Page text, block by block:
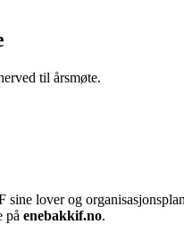
til årsmøte.
sine lover og
på enebakkif.no.